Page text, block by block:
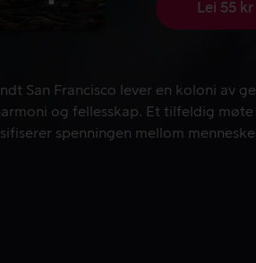
Lei 55 kr
San Francisco lever en koloni av
San Francisco lever en koloni av
og fellesskap. Et tilfeldig
spenningen mellom